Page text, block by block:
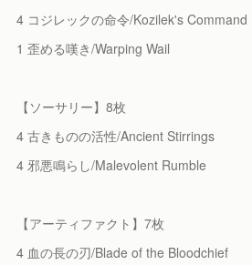
4 コジレックの命令/Kozilek's Command
1 歪める嘆き/Warping Wail
【ソーサリー】8枚
4 古きものの活性/Ancient Stirrings
4 邪悪鳴らし/Malevolent Rumble
【アーティファクト】7枚
4 血の長の刃/Blade of the Bloodchief